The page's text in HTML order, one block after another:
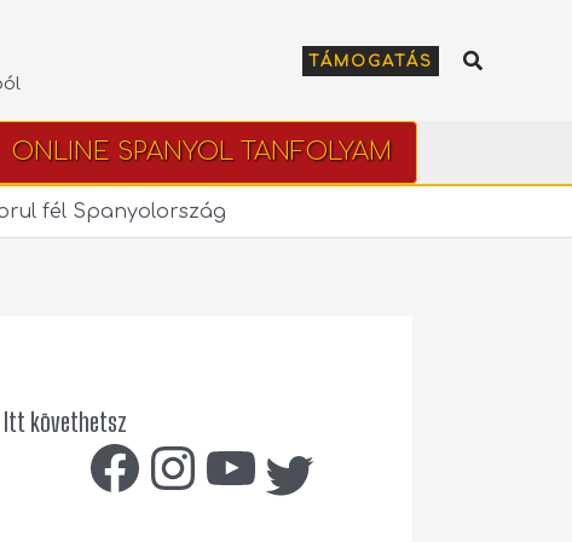
TÁMOGATÁS Keresés
ONLINE SPANYOL TANFOLYAM
fél Spanyolország
Itt követhetsz